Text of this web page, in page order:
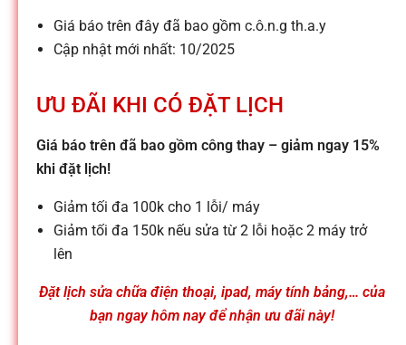
-
S
ử
a
c
h
Giá báo trên đây đã bao gồm c.ô.n.g th.a.y
Cập nhật mới nhất: 10/2025
ƯU ĐÃI KHI CÓ ĐẶT LỊCH
Giá báo trên đã bao gồm công thay – giảm ngay 15%
khi đặt lịch!
Giảm tối đa 100k cho 1 lỗi/ máy
Giảm tối đa 150k nếu sửa từ 2 lỗi hoặc 2 máy trở
lên
Đặt lịch sửa chữa điện thoại, ipad, máy tính bảng,… của
bạn ngay hôm nay để nhận ưu đãi này!